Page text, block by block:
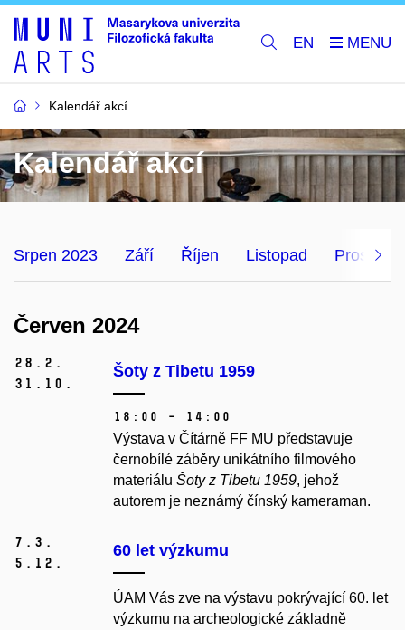
EN
Kalendář akcí
Kalendář akcí
Srpen 2023 Září Říjen Listopad Prosinec
Červen 2024
28. 2.
31. 10.
Šoty z Tibetu 1959
18:00 – 14:00
Výstava v Čítárně FF MU představuje
černobílé záběry unikátního filmového
materiálu Šoty z Tibetu 1959, jehož
autorem je neznámý čínský kameraman.
7. 3.
5. 12.
60 let výzkumu
ÚAM Vás zve na výstavu pokrývající 60. let
výzkumu na archeologické základně